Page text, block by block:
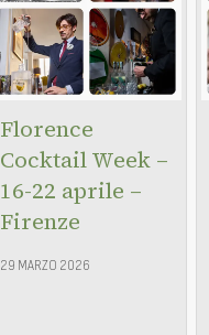
Florence
Cocktail Week –
16-22 aprile –
Firenze
29 MARZO 2026